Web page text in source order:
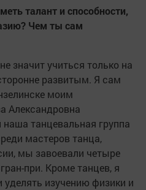
талант и способности,
Чем ты сам
значит учиться только на
развитым. Я сам
моим
Александровна
танцевальная группа
мастеров танца,
мы завоевали четыре
при. Кроме танцев, я
изучению физики и